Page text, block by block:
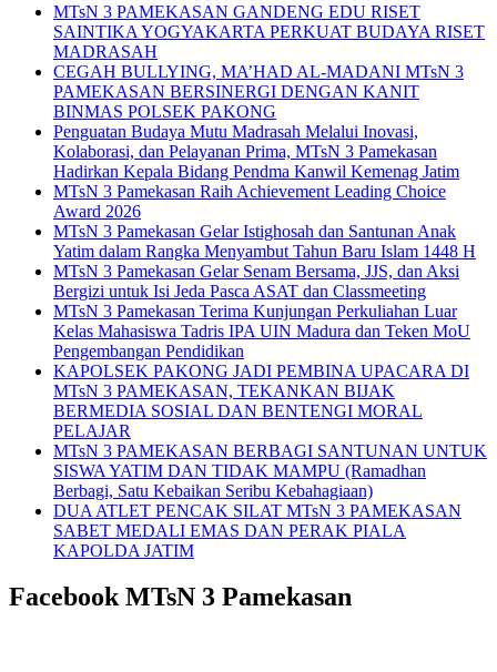
MTsN 3 PAMEKASAN GANDENG EDU RISET
SAINTIKA YOGYAKARTA PERKUAT BUDAYA RISET
MADRASAH
CEGAH BULLYING, MA’HAD AL-MADANI MTsN 3
PAMEKASAN BERSINERGI DENGAN KANIT
BINMAS POLSEK PAKONG
Penguatan Budaya Mutu Madrasah Melalui Inovasi,
Kolaborasi, dan Pelayanan Prima, MTsN 3 Pamekasan
Hadirkan Kepala Bidang Pendma Kanwil Kemenag Jatim
MTsN 3 Pamekasan Raih Achievement Leading Choice
Award 2026
MTsN 3 Pamekasan Gelar Istighosah dan Santunan Anak
Yatim dalam Rangka Menyambut Tahun Baru Islam 1448 H
MTsN 3 Pamekasan Gelar Senam Bersama, JJS, dan Aksi
Bergizi untuk Isi Jeda Pasca ASAT dan Classmeeting
MTsN 3 Pamekasan Terima Kunjungan Perkuliahan Luar
Kelas Mahasiswa Tadris IPA UIN Madura dan Teken MoU
Pengembangan Pendidikan
KAPOLSEK PAKONG JADI PEMBINA UPACARA DI
MTsN 3 PAMEKASAN, TEKANKAN BIJAK
BERMEDIA SOSIAL DAN BENTENGI MORAL
PELAJAR
MTsN 3 PAMEKASAN BERBAGI SANTUNAN UNTUK
SISWA YATIM DAN TIDAK MAMPU (Ramadhan
Berbagi, Satu Kebaikan Seribu Kebahagiaan)
DUA ATLET PENCAK SILAT MTsN 3 PAMEKASAN
SABET MEDALI EMAS DAN PERAK PIALA
KAPOLDA JATIM
Facebook MTsN 3 Pamekasan